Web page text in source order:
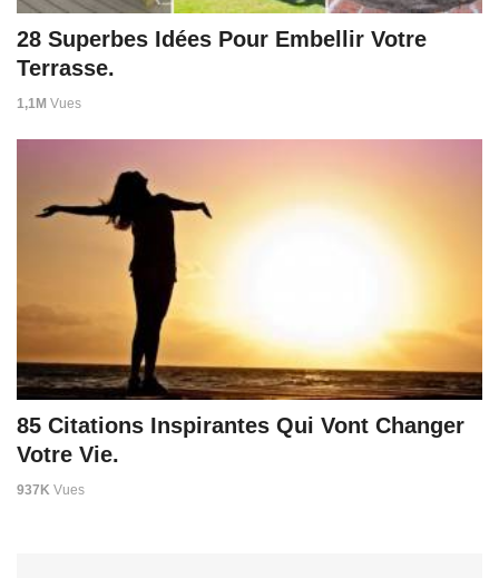
28 Superbes Idées Pour Embellir Votre
Terrasse.
1,1M Vues
85 Citations Inspirantes Qui Vont Changer
Votre Vie.
937K Vues